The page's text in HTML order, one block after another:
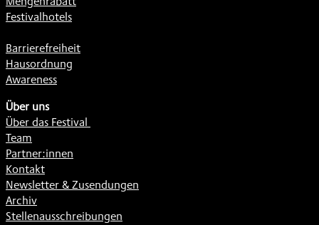
Festivalhotels
Barrierefreiheit
Hausordnung
Awareness
Über uns
Über das Festival
Team
Partner:innen
Kontakt
Newsletter & Zusendungen
Archiv
Stellenausschreibungen